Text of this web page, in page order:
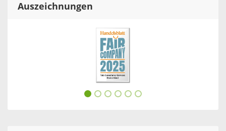
Auszeichnungen